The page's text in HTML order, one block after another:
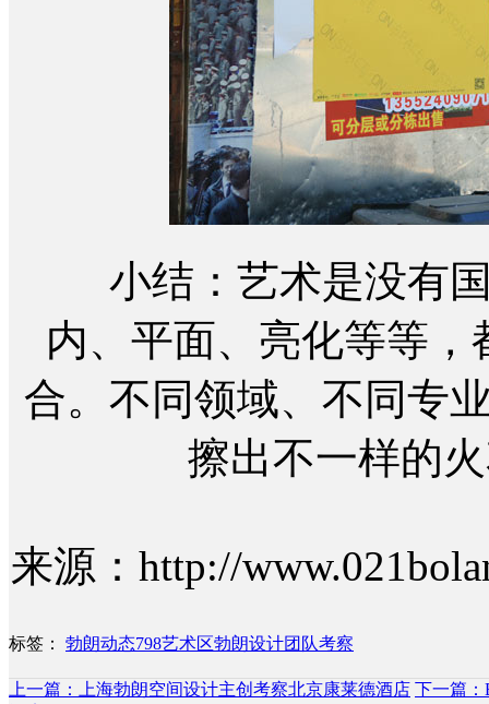
小结：艺术是没有国
内、平面、亮化等等
合。不同领域、不同专
擦出不一样的
来源：http://
标签： 勃朗动态798艺术区勃朗设计团队考察
上一篇：上海勃朗空间设计主创考察北京康莱德酒店 下一篇